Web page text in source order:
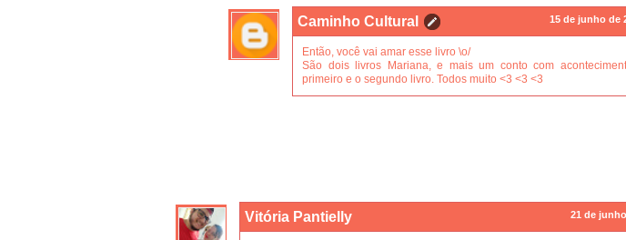
Caminho Cultural 15 de junho de
Então, você vai amar esse livro \o/
São dois livros Mariana, e mais um conto com
primeiro e o segundo livro. Todos muito <3 <3 <3
Vitória Pantielly 21 de